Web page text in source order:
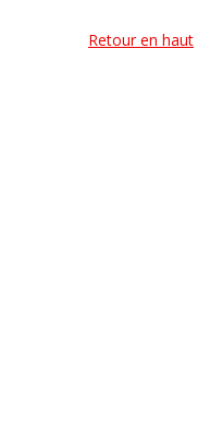
Retour en haut